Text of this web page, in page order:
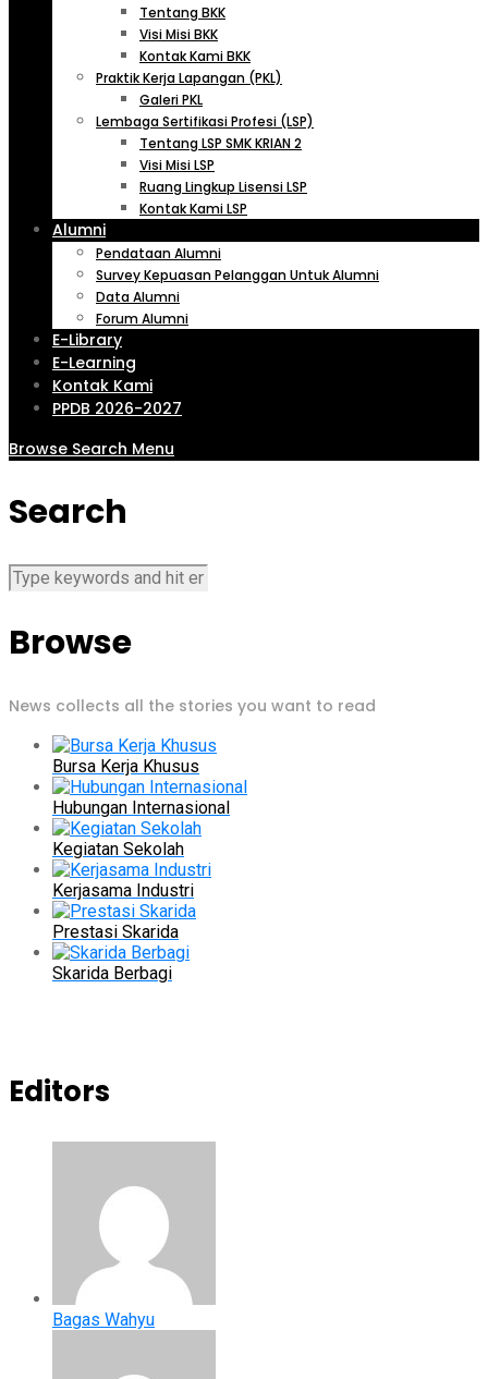
Tentang BKK
Visi Misi BKK
Kontak Kami BKK
Praktik Kerja Lapangan (PKL)
Galeri PKL
Lembaga Sertifikasi Profesi (LSP)
Tentang LSP SMK KRIAN 2
Visi Misi LSP
Ruang Lingkup Lisensi LSP
Kontak Kami LSP
Alumni
Pendataan Alumni
Survey Kepuasan Pelanggan Untuk Alumni
Data Alumni
Forum Alumni
E-Library
E-Learning
Kontak Kami
PPDB 2026-2027
Browse Search Menu
Search
Browse
News collects all the stories you want to read
Bursa Kerja Khusus
Hubungan Internasional
Kegiatan Sekolah
Kerjasama Industri
Prestasi Skarida
Skarida Berbagi
Editors
Bagas Wahyu